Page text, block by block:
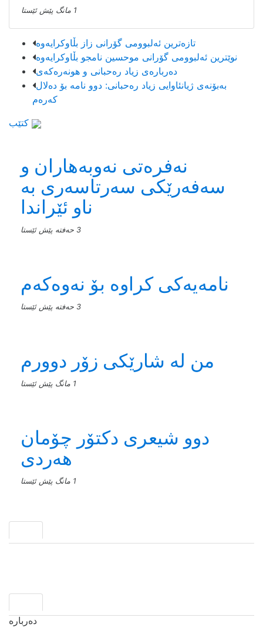
1 مانگ پێش ئێستا
بەبۆنەی ژیانئاوایی زیاد رەحبانی: دوو نامە بۆ دەلال
نەفرەتی نەوبەهاران و
سەفەرێکی سەرتاسەری بە
ناو ئێراندا
3 حەفتە پێش ئێستا
نامەیەکی کراوە بۆ نەوەکەم
3 حەفتە پێش ئێستا
من له‌ شارێکی زۆر دوورم
1 مانگ پێش ئێستا
دوو شیعری دکتۆر چۆمان
هەردی
1 مانگ پێش ئێستا